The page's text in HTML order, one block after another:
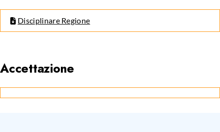
Disciplinare Regione
Accettazione